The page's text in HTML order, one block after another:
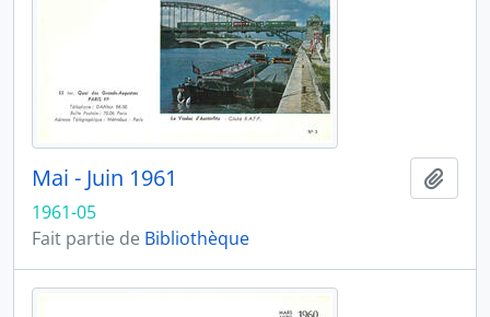
Mai - Juin 1961
1961-05
Fait partie de Bibliothèque